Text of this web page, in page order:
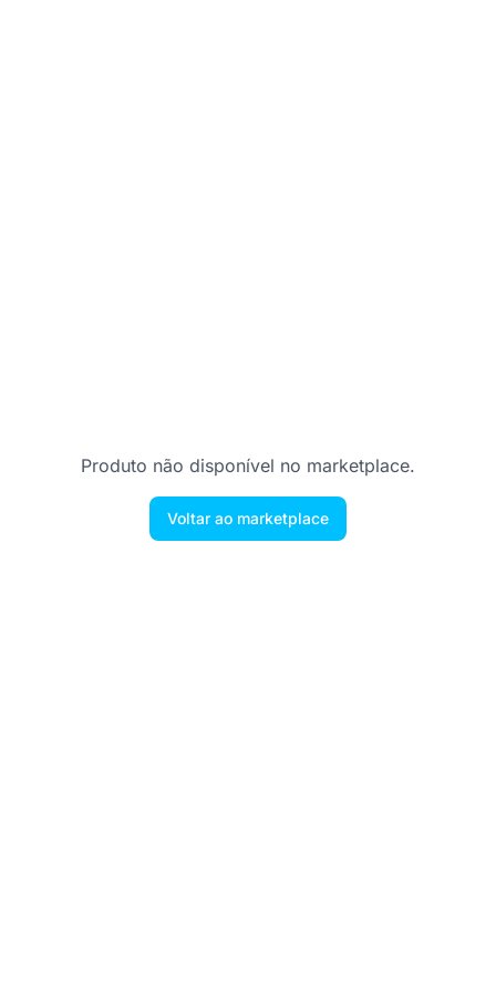
Produto não disponível no marketplace.
Voltar ao marketplace